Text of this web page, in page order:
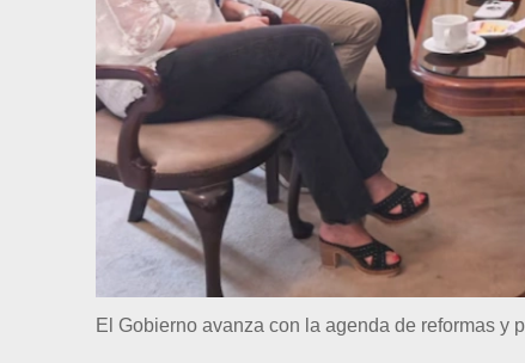
El Gobierno avanza con la agenda de reformas y